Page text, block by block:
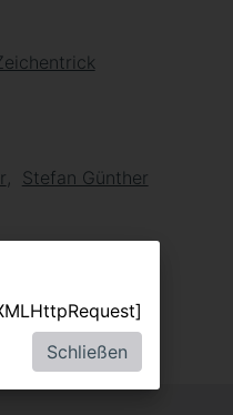
Stefan Günther
Schließen